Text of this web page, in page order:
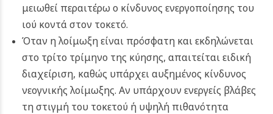
μειωθεί περαιτέρω ο κίνδυνος ενεργοποίησης του
ιού κοντά στον τοκετό.
Όταν η λοίμωξη είναι πρόσφατη και εκδηλώνεται
στο τρίτο τρίμηνο της κύησης, απαιτείται ειδική
διαχείριση, καθώς υπάρχει αυξημένος κίνδυνος
νεογνικής λοίμωξης. Αν υπάρχουν ενεργείς βλάβες
τη στιγμή του τοκετού ή υψηλή πιθανότητα